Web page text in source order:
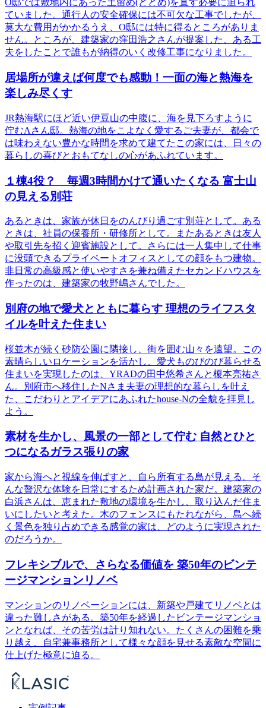
O邸では敷地内にあった土留め(どどめ)を直す必要に迫られ
ていました。通行人の安全確保には不可欠な工事でしたが、
莫大な費用がかかるうえ、O邸には特に得るところがありま
せん。ところが、建築家の窪田浩之さんが提案した、ある工
夫をしたことで誰もが納得のいく改修工事になりました。
居場所が違えば何度でも感動！一面の海と熱海を
楽しみ尽くす
JR熱海駅にほど近い伊豆山の中腹に、海を見下ろすように
佇むAさん邸。熱海の地をこよなく愛するご夫妻が、都会で
は味わえない豊かな時間を求めて建てたこの家には、日々の
暮らしの喜びとおもてなしの心があふれています。
１棟4役？ 毎週3時間かけて通いたくなる 富士山
の見える別荘
あるときは、家族が休日をのんびり過ごす別荘として。ある
ときは、社員の保養所・研修所として。またあるときは友人
や取引先を招く迎賓施設として。さらには一人集中して仕事
に没頭できるプライベートオフィスとしての顔をもつ建物。
非日常の高級感と使いやすさを兼ね備えたセカンドハウスを
作ったのは、建築家の牧野嶋さんでした。
別府の地で愛犬とともに暮らす 理想のライフスタ
イルを叶えた住まい
桜並木が続く砂防公園に隣接し、街を囲む山々を遠望。この
素晴らしいロケーションを活かし、愛犬ものびのび暮らせる
住まいを実現したのは、YRADの田中悠希さんと榎本亮祐さ
ん。別府市へ移住したNさま夫妻の理想的な暮らしを叶え
た、こだわりとアイデアにあふれたhouse-Nの全貌を拝見し
よう。
素材を生かし、風景の一部として佇む 自然とひと
つになるガラス張りの家
家から海へと視線を伸ばすと、自ら所有する島が見える。そ
んな贅沢な体験を日常にするため計画された家だ。建築家の
白浜さんは、恵まれた敷地の環境を生かし、取り込んだ住ま
いにしたいと考えた。木のフェンスにもたれながら、島へ続
く景色を独り占めできる感覚の家は、どのように実現された
のだろうか。
フレキシブルで、さらなる価値を 築50年のビンテ
ージマンションリノベ
マンションのリノベーションには、新築や戸建てリノベとは
違った難しさがある。築50年を経過したビンテージマンショ
ンとなれば、その苦労は計り知れない。たくさんの困難を乗
り越え、自宅兼事務所として様々な顔を見せる素敵な空間に
仕上げた極意に迫る。